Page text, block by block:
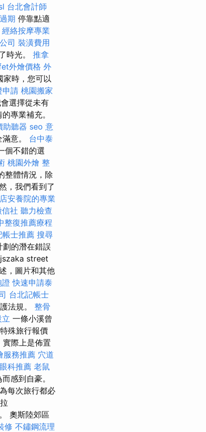
台北會計師
期 停靠點適
經絡按摩專業
司 裝潢費用
時光。 推拿
外燴價格 外
家時，您可以
申請 桃園搬家
選擇從未有
專業補充。
助聽器 seo 意
意。 台中泰
個不錯的選
桃園外燴 整
整體情況，除
，我們看到了
安養院的專業
社 聽力檢查
整復推薦療程
帳士推薦 搜尋
的潛在錯誤
street
，圖片和其他
快速申請泰
台北記帳士
法規。 整骨
一條小溪曾
殊旅行報價
際上是佈置
服務推薦 穴道
科推薦 老鼠
感到自豪。
每次旅行都必
奧斯陸郊區
修 不鏽鋼流理